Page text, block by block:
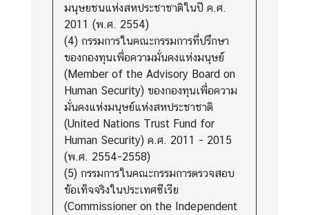
มนุษยชนแห่งสหประชาชาติในปี ค.ศ.
2011 (พ.ศ. 2554)
(4) กรรมการในคณะกรรมการที่ปรึกษา
ของกองทุนเพื่อความมั่นคงแห่งมนุษย์
(Member of the Advisory Board on
Human Security) ของกองทุนเพื่อความ
มั่นคงแห่งมนุษย์แห่งสหประชาชาติ
(United Nations Trust Fund for
Human Security) ค.ศ. 2011 - 2015
(พ.ศ. 2554-2558)
(5) กรรมการในคณะกรรมการตรวจสอบ
ข้อเท็จจริงในประเทศซีเรีย
(Commissioner on the Independent